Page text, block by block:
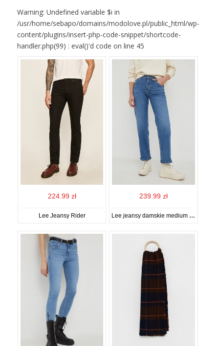
Warning: Undefined variable $i in
/usr/home/sebapo/domains/modolove.pl/public_html/wp-
content/plugins/insert-php-code-snippet/shortcode-
handler.php(99) : eval()'d code on line 45
224.99 zł
Lee Jeansy Rider
239.99 zł
Lee jeansy damskie medium waist